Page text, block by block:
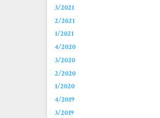
3/2021
2/2021
1/2021
4/2020
3/2020
2/2020
1/2020
4/2019
3/2019